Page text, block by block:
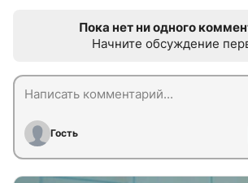
Пока нет ни одного
Начните обсуждение
Гость